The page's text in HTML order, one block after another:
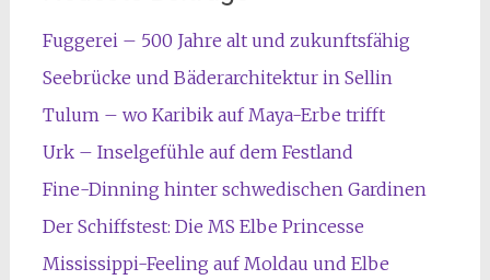
Fuggerei – 500 Jahre alt und zukunftsfähig
Seebrücke und Bäderarchitektur in Sellin
Tulum – wo Karibik auf Maya-Erbe trifft
Urk – Inselgefühle auf dem Festland
Fine-Dinning hinter schwedischen Gardinen
Der Schiffstest: Die MS Elbe Princesse
Mississippi-Feeling auf Moldau und Elbe